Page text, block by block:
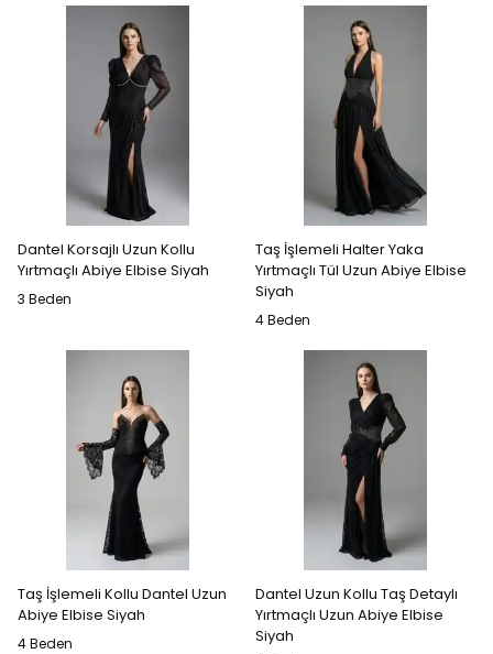
Dantel Korsajlı Uzun Kollu
Yırtmaçlı Abiye Elbise Siyah
3 Beden
Taş İşlemeli Halter Yaka
Yırtmaçlı Tül Uzun Abiye Elbise
Siyah
4 Beden
Taş İşlemeli Kollu Dantel Uzun
Abiye Elbise Siyah
4 Beden
Dantel Uzun Kollu Taş Detaylı
Yırtmaçlı Uzun Abiye Elbise
Siyah